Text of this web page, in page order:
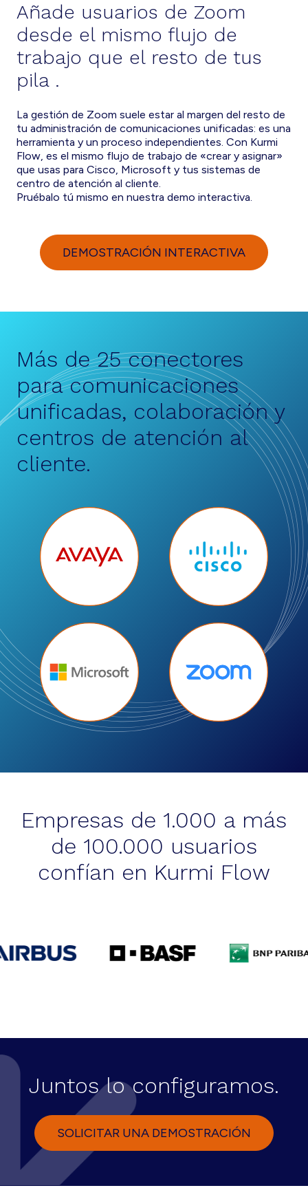
Añade usuarios de Zoom
desde el mismo flujo de
trabajo que el resto de tus
pila.
La gestión de Zoom suele estar al margen del resto de
tu administración de comunicaciones unificadas: es una
herramienta y un proceso independientes. Con Kurmi
Flow, es el mismo flujo de trabajo de «crear y asignar»
que usas para Cisco, Microsoft y tus sistemas de
centro de atención al cliente.
Pruébalo tú mismo en nuestra demo interactiva.
DEMOSTRACIÓN INTERACTIVA
Más de 25 conectores
para comunicaciones
unificadas, colaboración y
centros de atención al
cliente.
Empresas de 1.000 a más
de 100.000 usuarios
confían en Kurmi Flow
Juntos lo configuramos.
SOLICITAR UNA DEMOSTRACIÓN